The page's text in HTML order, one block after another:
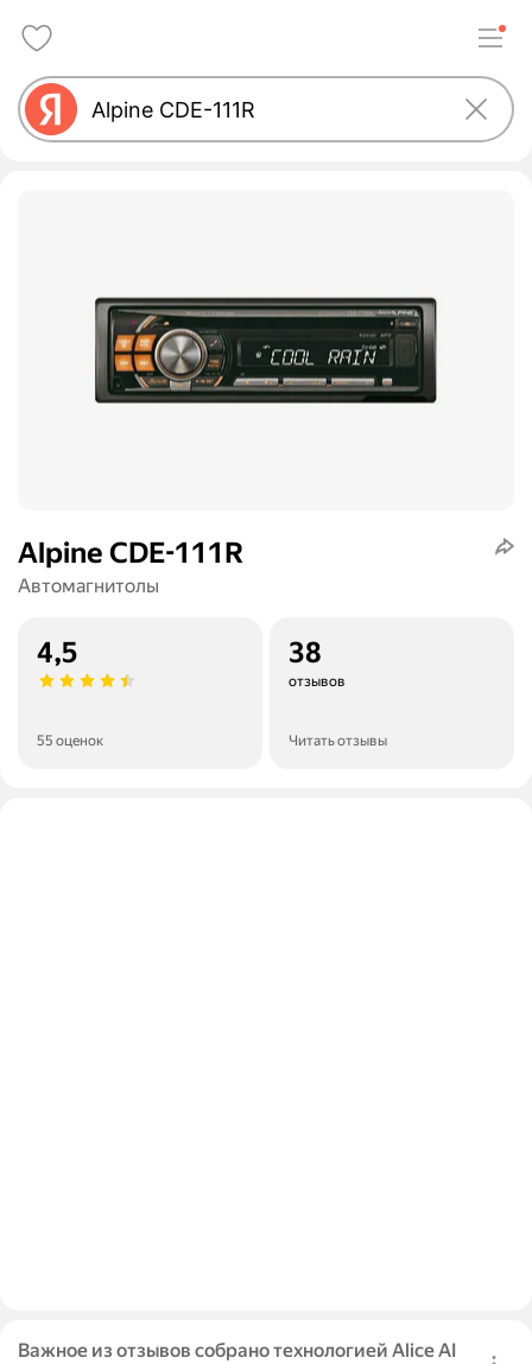
Alpine CDE-111R
Автомагнитолы
4,5
55 оценок
38
отзывов
Читать отзывы
Важное из отзывов собрано технологией Alice AI